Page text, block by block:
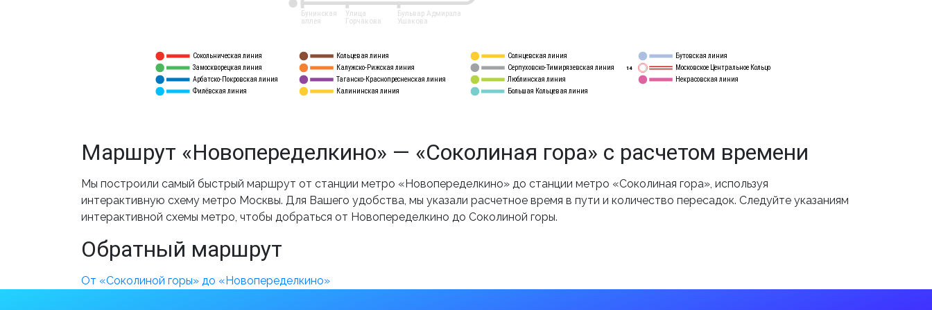
Сокольническая линия
Замоскворецкая линия
Арбатско-Покровская линия
Филёвская линия
Кольцевая линия
Калужско-Рижская линия
Таганско-Краснопресненская линия
Калининская линия
Солнцевская линия
Серпуховско-Тимирязевская линия
Люблинская линия
Бутовская линия
Московское Центральное Кольцо
Большая Кольцевая линия
Некрасовская линия
14
Бульвар Адмирала
Ушакова
Улица
Горчакова
Бунинская
аллея
Маршрут «Новопеределкино» — «Соколиная гора» с расчетом времени
Мы построили самый быстрый маршрут от станции метро «Новопеределкино» до станции метро «Соколиная гора», используя
интерактивную схему метро Москвы. Для Вашего удобства, мы указали расчетное время в пути и количество пересадок. Следуйте указаниям
интерактивной схемы метро, чтобы добраться от Новопеределкино до Соколиной горы.
Обратный маршрут
От «Соколиной горы» до «Новопеределкино»